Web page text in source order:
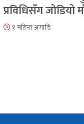
प्रविधिसँग जोडियो
१ महिना अगाडि